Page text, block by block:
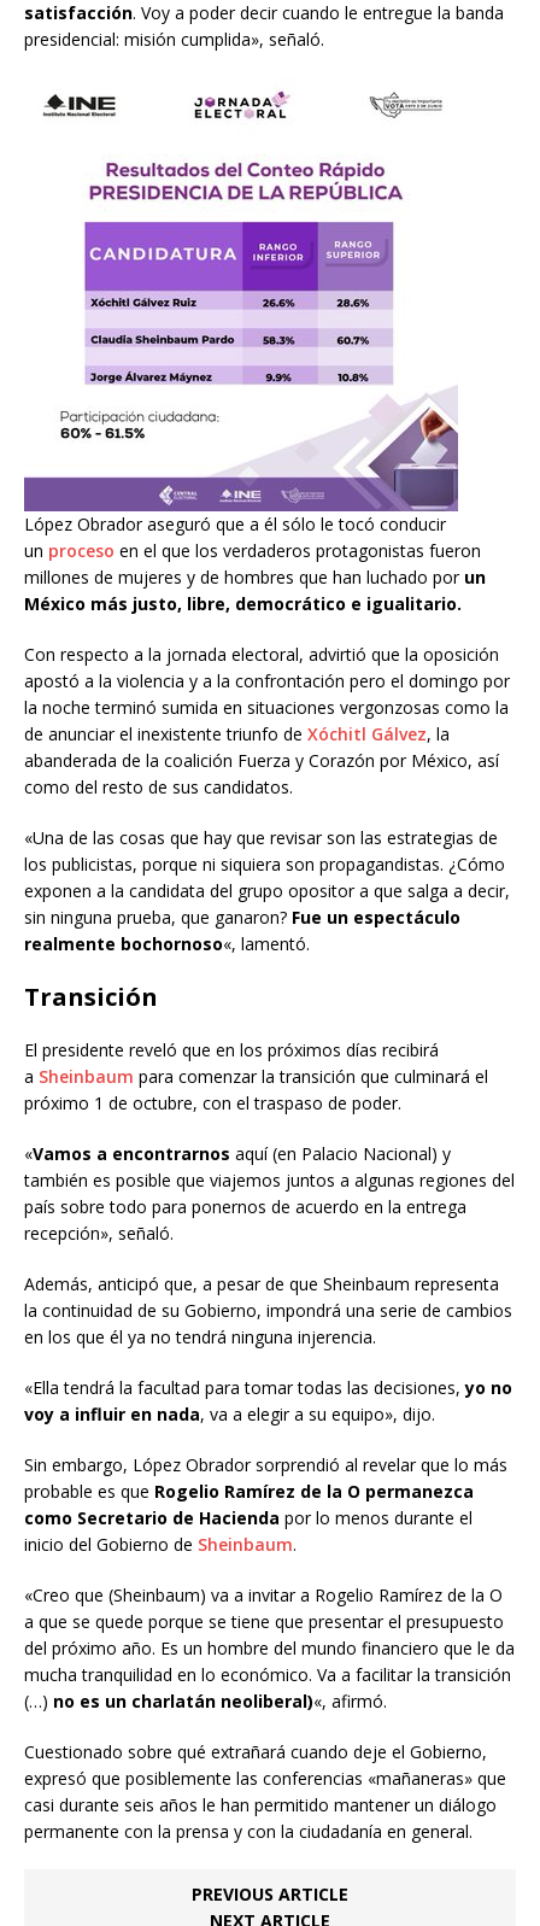
satisfacción. Voy a poder decir cuando le entregue la banda
presidencial: misión cumplida», señaló.
López Obrador aseguró que a él sólo le tocó conducir
un proceso en el que los verdaderos protagonistas fueron
millones de mujeres y de hombres que han luchado por un
México más justo, libre, democrático e igualitario.
Con respecto a la jornada electoral, advirtió que la oposición
apostó a la violencia y a la confrontación pero el domingo por
la noche terminó sumida en situaciones vergonzosas como la
de anunciar el inexistente triunfo de Xóchitl Gálvez, la
abanderada de la coalición Fuerza y Corazón por México, así
como del resto de sus candidatos.
«Una de las cosas que hay que revisar son las estrategias de
los publicistas, porque ni siquiera son propagandistas. ¿Cómo
exponen a la candidata del grupo opositor a que salga a decir,
sin ninguna prueba, que ganaron? Fue un espectáculo
realmente bochornoso«, lamentó.
Transición
El presidente reveló que en los próximos días recibirá
a Sheinbaum para comenzar la transición que culminará el
próximo 1 de octubre, con el traspaso de poder.
«Vamos a encontrarnos aquí (en Palacio Nacional) y
también es posible que viajemos juntos a algunas regiones del
país sobre todo para ponernos de acuerdo en la entrega
recepción», señaló.
Además, anticipó que, a pesar de que Sheinbaum representa
la continuidad de su Gobierno, impondrá una serie de cambios
en los que él ya no tendrá ninguna injerencia.
«Ella tendrá la facultad para tomar todas las decisiones,yo no
voy a influir en nada, va a elegir a su equipo», dijo.
Sin embargo, López Obrador sorprendió al revelar que lo más
probable es que Rogelio Ramírez de la O permanezca
como Secretario de Hacienda por lo menos durante el
inicio del Gobierno de Sheinbaum.
«Creo que (Sheinbaum) va a invitar a Rogelio Ramírez de la O
a que se quede porque se tiene que presentar el presupuesto
del próximo año. Es un hombre del mundo financiero que le da
mucha tranquilidad en lo económico. Va a facilitar la transición
(…) no es un charlatán neoliberal)«, afirmó.
Cuestionado sobre qué extrañará cuando deje el Gobierno,
expresó que posiblemente las conferencias «mañaneras» que
casi durante seis años le han permitido mantener un diálogo
permanente con la prensa y con la ciudadanía en general.
PREVIOUS ARTICLE
NEXT ARTICLE